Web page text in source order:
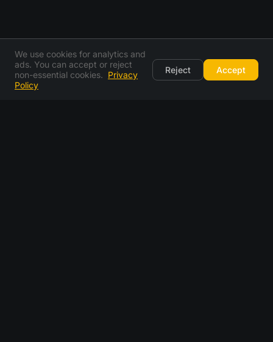
We use cookies for analytics and
ads. You can accept or reject
non-essential cookies. Privacy
Policy
Reject Accept